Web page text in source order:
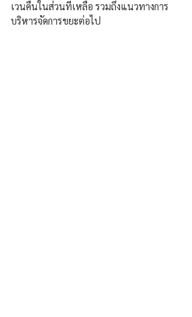
เวนคืนในส่วนที่เหลือ รวมถึงแนวทางการ
บริหารจัดการขยะต่อไป